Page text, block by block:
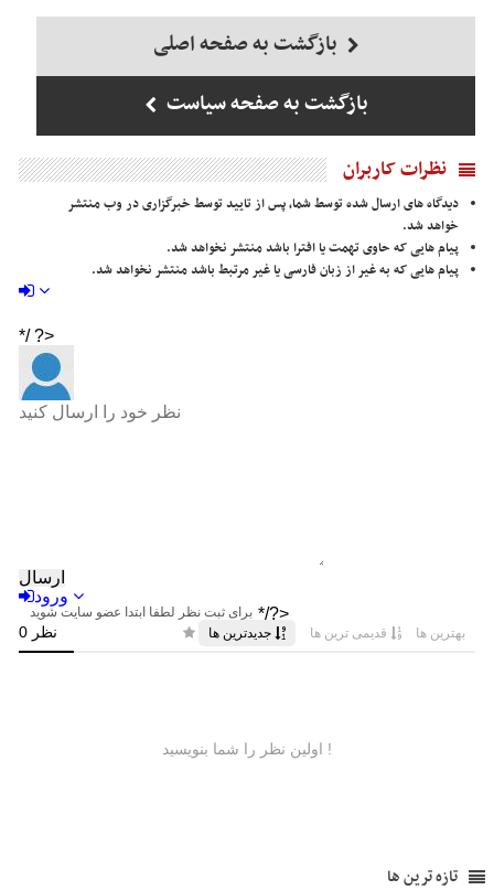
بازگشت به صفحه اصلی
بازگشت به صفحه سیاست
نظرات کاربران
دیدگاه های ارسال شده توسط شما، پس از تایید توسط خبرگزاری در وب منتشر
خواهد شد.
پیام هایی که حاوی تهمت یا افترا باشد منتشر نخواهد شد.
پیام هایی که به غیر از زبان فارسی یا غیر مرتبط باشد منتشر نخواهد شد.
تازه ترین ها